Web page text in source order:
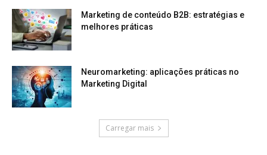
Marketing de conteúdo B2B: estratégias e
melhores práticas
Neuromarketing: aplicações práticas no
Marketing Digital
Carregar mais